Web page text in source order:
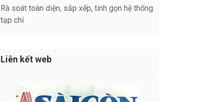
Rà soát toàn diện, sắp xếp, tinh gọn hệ thống
tạp chí
Liên kết web